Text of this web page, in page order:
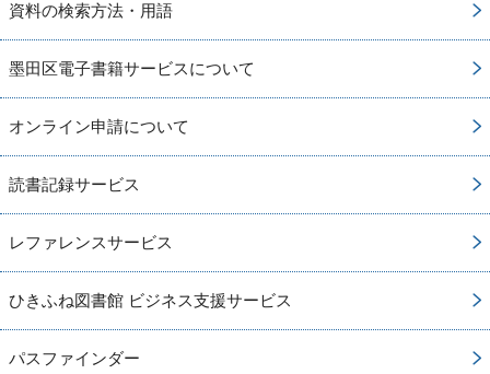
資料の検索方法・用語
墨田区電子書籍サービスについて
オンライン申請について
読書記録サービス
レファレンスサービス
ひきふね図書館 ビジネス支援サービス
パスファインダー